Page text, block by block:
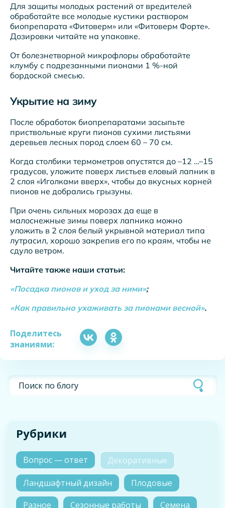
Для защиты молодых растений от вредителей
обработайте все молодые кустики раствором
биопрепарата «Фитоверм» или «Фитоверм Форте».
Дозировки читайте на упаковке.
От болезнетворной микрофлоры обработайте
клумбу с подрезанными пионами 1 %-ной
бордоской смесью.
Укрытие на зиму
После обработок биопрепаратами засыпьте
приствольные круги пионов сухими листьями
деревьев лесных пород слоем 60 – 70 см.
Когда столбики термометров опустятся до –12 …–15
градусов, уложите поверх листьев еловый лапник в
2 слоя «Иголками вверх», чтобы до вкусных корней
пионов не добрались грызуны.
При очень сильных морозах да еще в
малоснежные зимы поверх лапника можно
уложить в 2 слоя белый укрывной материал типа
лутрасил, хорошо закрепив его по краям, чтобы не
сдуло ветром.
Читайте также наши статьи:
«Посадка пионов и уход за ними»;
«Как правильно ухаживать за пионами весной».
Поделитесь
знаниями:
Рубрики
Вопрос — ответ Декоративные
Ландшафтный дизайн
Плодовые
Разное
Сезонные работы Семена